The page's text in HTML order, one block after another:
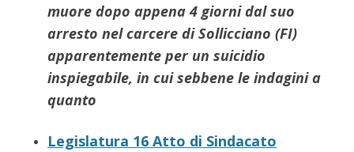
muore dopo appena 4 giorni dal suo
arresto nel carcere di Sollicciano (FI)
apparentemente per un suicidio
inspiegabile, in cui sebbene le indagini a
quanto
Legislatura 16 Atto di Sindacato